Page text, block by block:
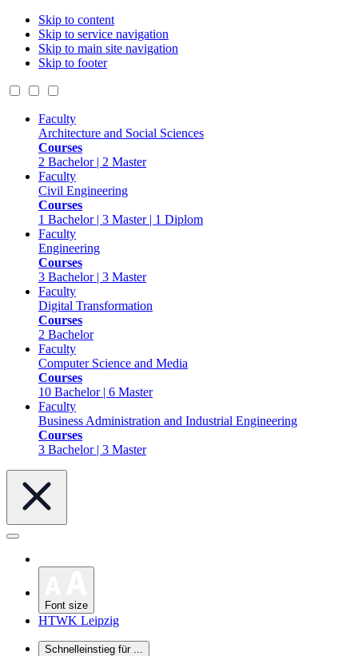
Skip to content
Skip to service navigation
Skip to main site navigation
Skip to footer
Faculty
Architecture and Social Sciences
Courses
2 Bachelor | 2 Master
Faculty
Civil Engineering
Courses
1 Bachelor | 3 Master | 1 Diplom
Faculty
Engineering
Courses
3 Bachelor | 3 Master
Faculty
Digital Transformation
Courses
2 Bachelor
Faculty
Computer Science and Media
Courses
10 Bachelor | 6 Master
Faculty
Business Administration and Industrial Engineering
Courses
3 Bachelor | 3 Master
Font size
HTWK Leipzig
Schnelleinstieg für ...